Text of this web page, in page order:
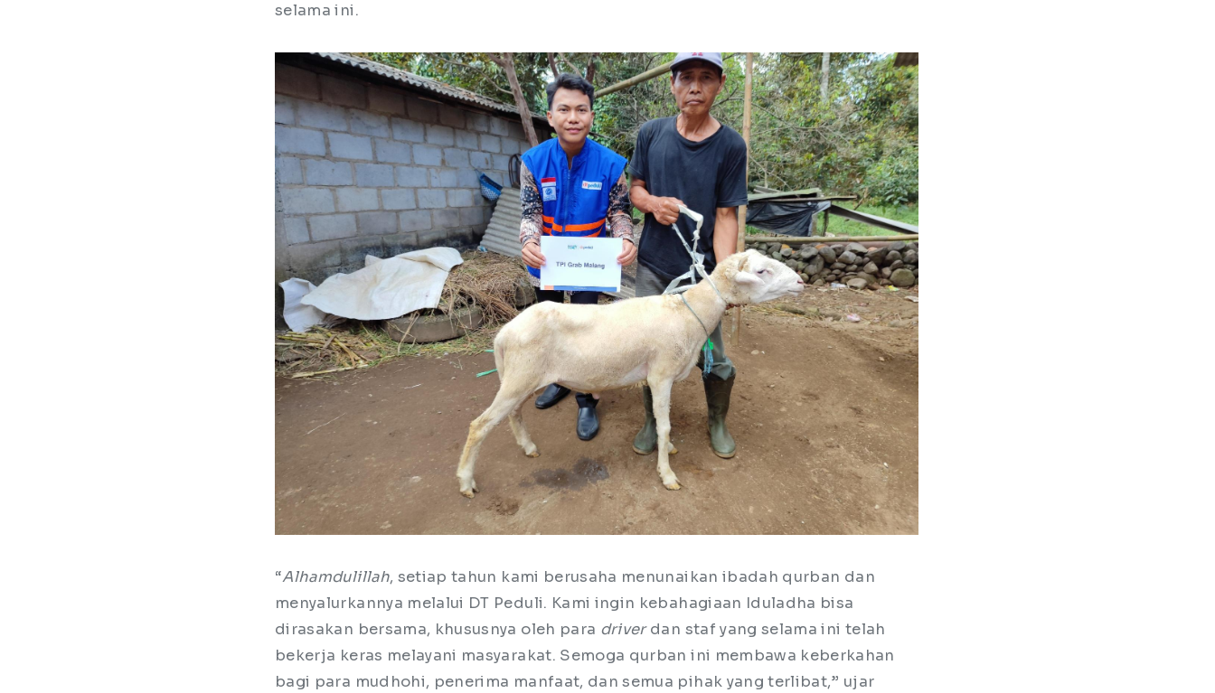
selama ini.
“Alhamdulillah, setiap tahun kami berusaha menunaikan ibadah qurban dan
menyalurkannya melalui DT Peduli. Kami ingin kebahagiaan Iduladha bisa
dirasakan bersama, khususnya oleh para driverdan staf yang selama ini telah
bekerja keras melayani masyarakat. Semoga qurban ini membawa keberkahan
bagi para mudhohi, penerima manfaat, dan semua pihak yang terlibat,” ujar